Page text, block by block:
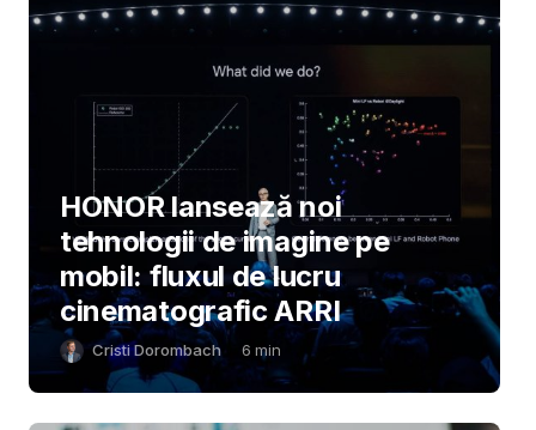
HONOR lansează noi
tehnologii de imagine pe
mobil: fluxul de lucru
cinematografic ARRI
Cristi Dorombach 6 min